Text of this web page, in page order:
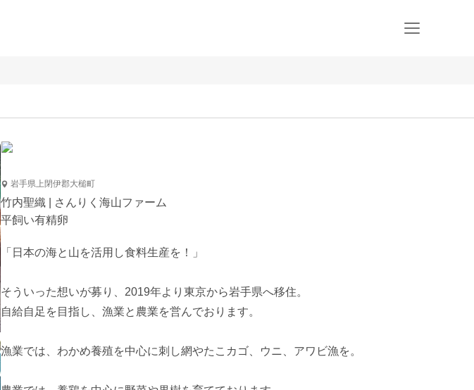
岩手県上閉伊郡大槌町
竹内聖織 | さんりく海山ファーム
平飼い有精卵
「日本の海と山を活用し食料生産を！」
そういった想いが募り、2019年より東京から岩手県へ移住。
自給自足を目指し、漁業と農業を営んでおります。
漁業では、わかめ養殖を中心に刺し網やたこカゴ、ウニ、アワビ漁を。